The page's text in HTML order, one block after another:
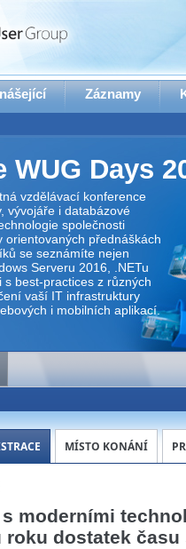
Záznamy
WUG Days
vzdělávací konference
vývojáře i databázové
společnosti
orientovaných přednáškách
se seznámíte nejen
Serveru 2016, .NETu
best-practices z různých
vaší IT infrastruktury
i mobilních aplikací.
MÍSTO KONÁNÍ
moderními
roku dostatek času